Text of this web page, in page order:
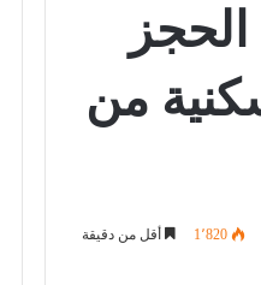
من
1٬820 أقل من دقيقة